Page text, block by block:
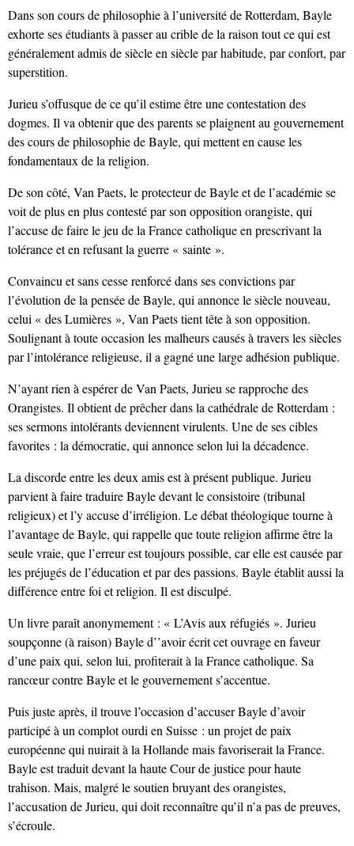
Dans son cours de philosophie à l’université de Rotterdam, Bayle
exhorte ses étudiants à passer au crible de la raison tout ce qui est
généralement admis de siècle en siècle par habitude, par confort, par
superstition.
Jurieu s’offusque de ce qu’il estime être une contestation des
dogmes. Il va obtenir que des parents se plaignent au gouvernement
des cours de philosophie de Bayle, qui mettent en cause les
fondamentaux de la religion.
De son côté, Van Paets, le protecteur de Bayle et de l’académie se
voit de plus en plus contesté par son opposition orangiste, qui
l’accuse de faire le jeu de la France catholique en prescrivant la
tolérance et en refusant la guerre « sainte ».
Convaincu et sans cesse renforcé dans ses convictions par
l’évolution de la pensée de Bayle, qui annonce le siècle nouveau,
celui « des Lumières », Van Paets tient tête à son opposition.
Soulignant à toute occasion les malheurs causés à travers les siècles
par l’intolérance religieuse, il a gagné une large adhésion publique.
N’ayant rien à espérer de Van Paets, Jurieu se rapproche des
Orangistes. Il obtient de prêcher dans la cathédrale de Rotterdam :
ses sermons intolérants deviennent virulents. Une de ses cibles
favorites : la démocratie, qui annonce selon lui la décadence.
La discorde entre les deux amis est à présent publique. Jurieu
parvient à faire traduire Bayle devant le consistoire (tribunal
religieux) et l’y accuse d’irréligion. Le débat théologique tourne à
l’avantage de Bayle, qui rappelle que toute religion affirme être la
seule vraie, que l’erreur est toujours possible, car elle est causée par
les préjugés de l’éducation et par des passions. Bayle établit aussi la
différence entre foi et religion. Il est disculpé.
Un livre paraît anonymement : « L’Avis aux réfugiés ». Jurieu
soupçonne (à raison) Bayle d’’avoir écrit cet ouvrage en faveur
d’une paix qui, selon lui, profiterait à la France catholique. Sa
rancœur contre Bayle et le gouvernement s’accentue.
Puis juste après, il trouve l’occasion d’accuser Bayle d’avoir
participé à un complot ourdi en Suisse : un projet de paix
européenne qui nuirait à la Hollande mais favoriserait la France.
Bayle est traduit devant la haute Cour de justice pour haute
trahison. Mais, malgré le soutien bruyant des orangistes,
l’accusation de Jurieu, qui doit reconnaître qu’il n’a pas de preuves,
s’écroule.